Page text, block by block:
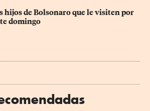
hijos de Bolsonaro que le visiten por
domingo